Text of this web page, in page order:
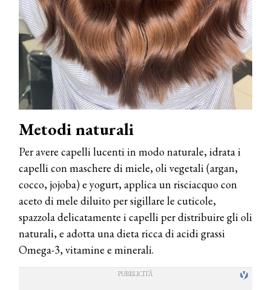
Metodi naturali
Per avere capelli lucenti in modo naturale, idrata i
capelli con maschere di miele, oli vegetali (argan,
cocco, jojoba) e yogurt, applica un risciacquo con
aceto di mele diluito per sigillare le cuticole,
spazzola delicatamente i capelli per distribuire gli oli
naturali, e adotta una dieta ricca di acidi grassi
Omega-3, vitamine e minerali.